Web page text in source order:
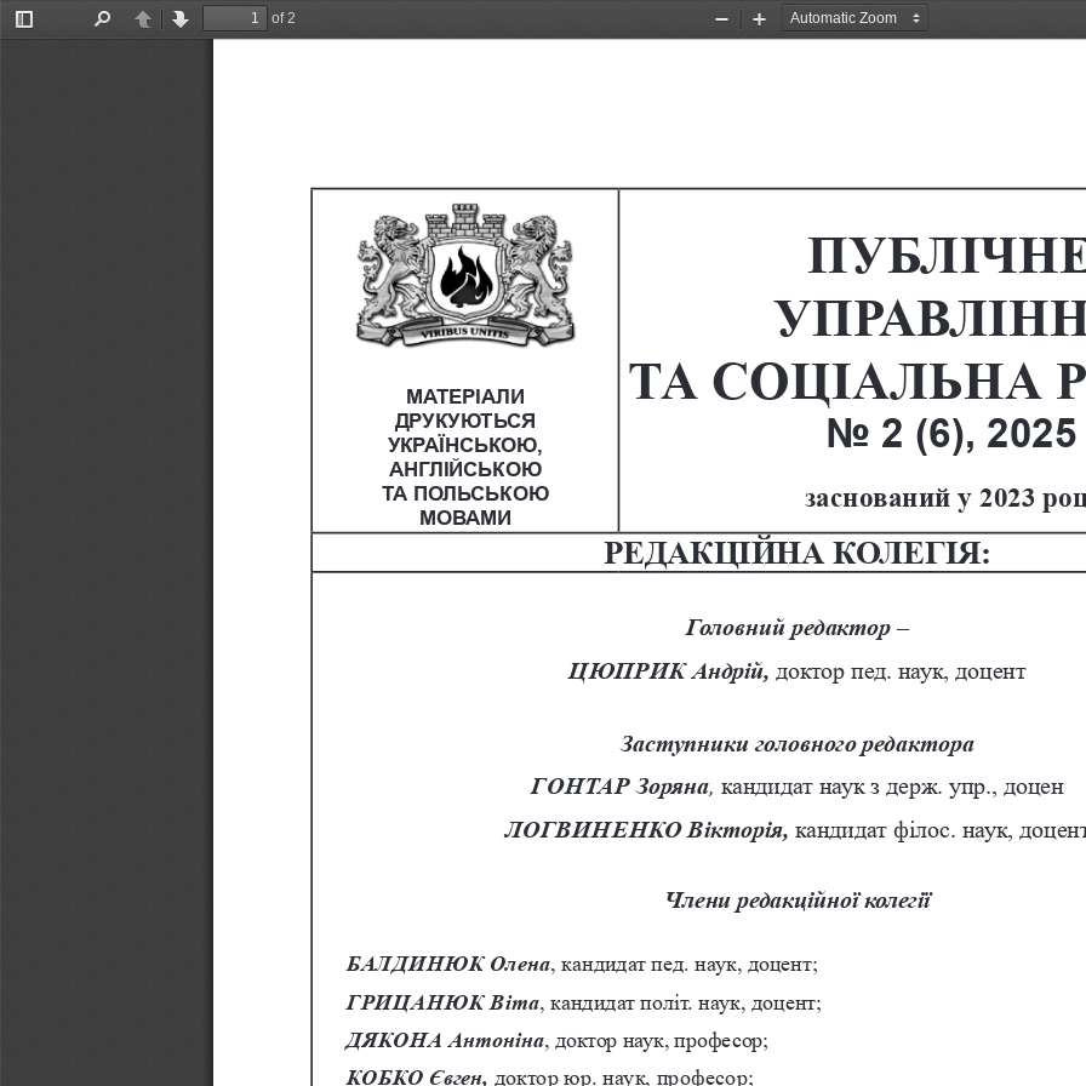
Toggle
PreviousNext
of 2
Zoom
Zoom
МАТЕРІАЛИ
ДРУКУЮТЬСЯ
УКРАЇНСЬКОЮ,
АНГЛІЙСЬКОЮ
ТА ПОЛЬСЬКОЮ
МОВАМИ
ТА СОЦІАЛЬНА
No 2 (6), 20
заснований у 2023
РЕДАКЦІЙНА КОЛЕГІЯ:
Головний редактор –
ЦЮПРИК Андрій, доктор пед. наук, доцент
Заступники головного редактора
ГОНТАР Зоряна, кандидат наук з держ. упр., доцен
ЛОГВИНЕНКО Вікторія, кандидат філос. наук,
Члени редакційної колегії
БАЛДИНЮК Олена, кандидат пед. наук, доцент;
ГРИЦАНЮК Віта , кандидат політ. наук, доцент;
ДЯКОНА Антоніна, доктор наук, професор;
КОБКО Євген, доктор юр. наук, професор;